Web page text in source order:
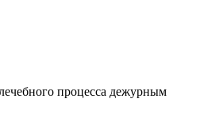
процесса дежурным